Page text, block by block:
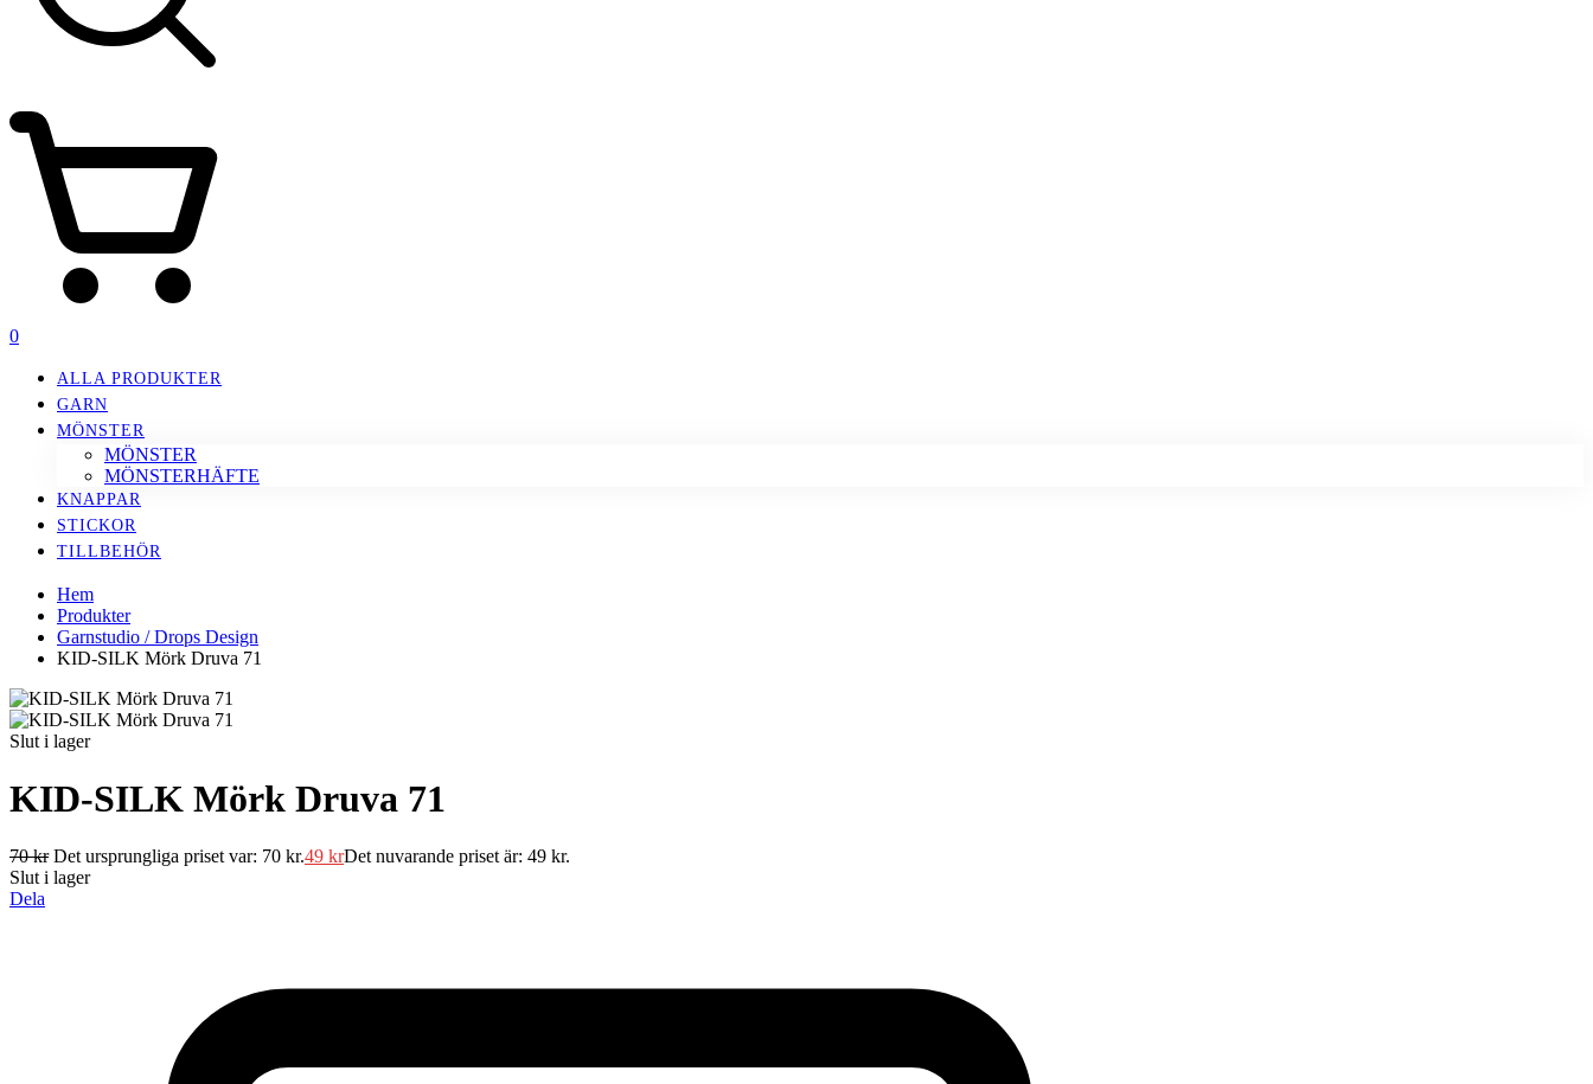
0
ALLA PRODUKTER
GARN
MÖNSTER
MÖNSTER
MÖNSTERHÄFTE
KNAPPAR
STICKOR
TILLBEHÖR
Hem
Produkter
Garnstudio / Drops Design
KID-SILK Mörk Druva 71
Slut i lager
KID-SILK Mörk Druva 71
70kr Det ursprungliga priset var: 70 kr.49 krDet nuvarande priset är: 49 kr.
Slut i lager
Dela